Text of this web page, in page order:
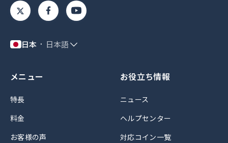
日本 日本語
メニュー
特長
料金
お客様の声
お役立ち情報
ニュース
ヘルプセンター
対応コイン一覧